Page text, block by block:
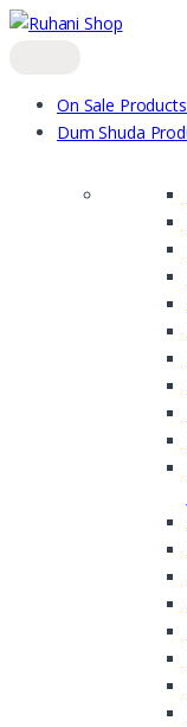
Skip
Skip